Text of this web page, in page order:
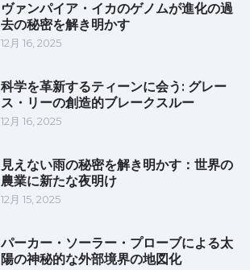
ヴァンパイア・イカのゲノムが進化の過
去の秘密を解き明かす
12月 16, 2025
科学を革新するティーンに会う: グレー
ス・リーの創造的ブレークスルー
12月 16, 2025
見えない雨の秘密を解き明かす：世界の
農業に新たな夜明け
12月 15, 2025
パーカー・ソーラー・プローブによる太
陽の神秘的な外部境界の地図化